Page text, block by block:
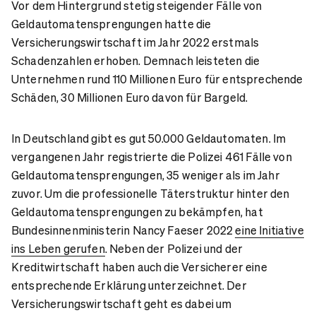
Vor dem Hintergrund stetig steigender Fälle von
Geldautomatensprengungen hatte die
Versicherungswirtschaft im Jahr 2022 erstmals
Schadenzahlen erhoben. Demnach leisteten die
Unternehmen rund 110 Millionen Euro für entsprechende
Schäden, 30 Millionen Euro davon für Bargeld.
In Deutschland gibt es gut 50.000 Geldautomaten. Im
vergangenen Jahr registrierte die Polizei 461 Fälle von
Geldautomatensprengungen, 35 weniger als im Jahr
zuvor. Um die professionelle Täterstruktur hinter den
Geldautomatensprengungen zu bekämpfen, hat
Bundesinnenministerin Nancy Faeser 2022eine Initiative
ins Leben gerufen. Neben der Polizei und der
Kreditwirtschaft haben auch die Versicherer eine
entsprechende Erklärung unterzeichnet. Der
Versicherungswirtschaft geht es dabei um